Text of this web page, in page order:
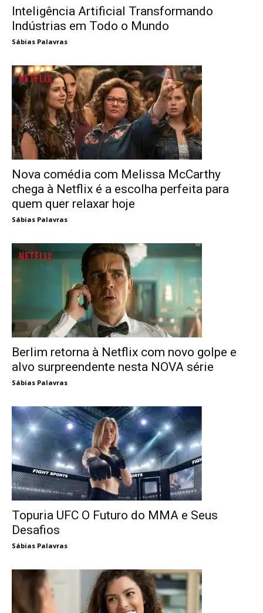
Inteligência Artificial Transformando
Indústrias em Todo o Mundo
Sábias Palavras
Nova comédia com Melissa McCarthy
chega à Netflix é a escolha perfeita para
quem quer relaxar hoje
Sábias Palavras
Berlim retorna à Netflix com novo golpe e
alvo surpreendente nesta NOVA série
Sábias Palavras
Topuria UFC O Futuro do MMA e Seus
Desafios
Sábias Palavras